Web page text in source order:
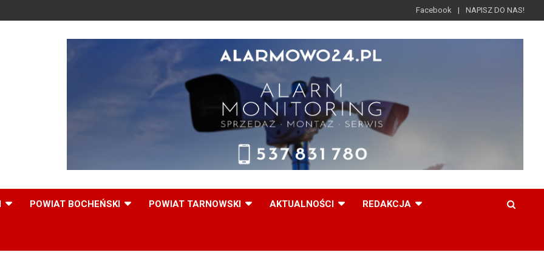
Facebook NAPISZ DO NAS!
POWIAT BOCHEŃSKI POWIAT TARNOWSKI AKTUALNOŚCI REDAKCJA